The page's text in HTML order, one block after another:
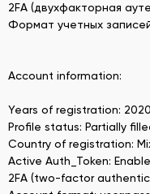
2FA (двухфакторная
Формат учетных
Account information:
Years of registration:
Profile status: Partially
Country of registration:
Active Auth_Token:
2FA (two-factor